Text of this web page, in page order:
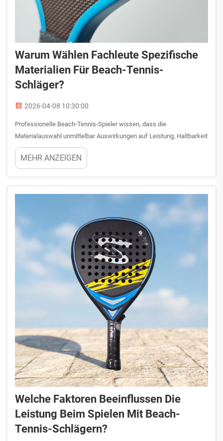
Warum Wählen Fachleute Spezifische
Materialien Für Beach-Tennis-
Schläger?
2026-04-08 10:30:00
Professionelle Beach-Tennis-Spieler wissen, dass die
Materialauswahl unmittelbar Auswirkungen auf Leistung, Haltbarkeit
und Wettkampfvorteil auf Sandplätzen hat. Die Wahl zwischen
Kohlefaser, Fiberglas, Aluminium und Verbundwerkstoffen bei einem
MEHR ANZEIGEN
Welche Faktoren Beeinflussen Die
Leistung Beim Spielen Mit Beach-
Tennis-Schlägern?